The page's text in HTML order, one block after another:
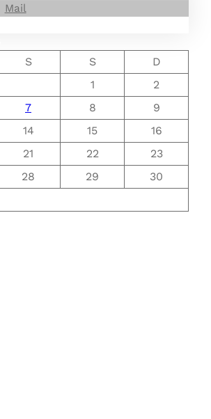
Mail
S S
D
1
2
7 8
9
14 15
16
21 22
23
28 29
30